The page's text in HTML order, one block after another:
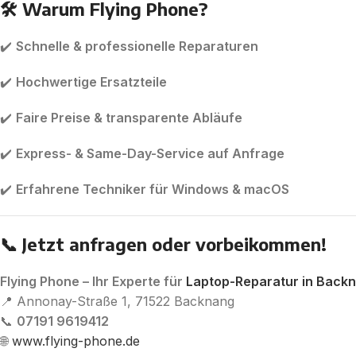
🛠️ Warum Flying Phone?
✔️ Schnelle & professionelle Reparaturen
✔️ Hochwertige Ersatzteile
✔️ Faire Preise & transparente Abläufe
✔️ Express- & Same-Day-Service auf Anfrage
✔️ Erfahrene Techniker für Windows & macOS
📞 Jetzt anfragen oder vorbeikommen!
Flying Phone – Ihr Experte für Laptop-Reparatur in
📍 Annonay-Straße 1, 71522 Backnang
📞 07191 9619412
🌐 www.flying-phone.de